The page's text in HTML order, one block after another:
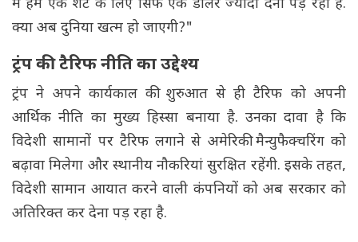
में हमें एक शर्ट के लिए सिर्फ एक डॉलर ज्यादा देना पड़ रहा है.
क्या अब दुनिया खत्म हो जाएगी?"
ट्रंप की टैरिफ नीति का उद्देश्य
ट्रंप ने अपने कार्यकाल की शुरुआत से ही टैरिफ को अपनी
आर्थिक नीति का मुख्य हिस्सा बनाया है. उनका दावा है कि
विदेशी सामानों पर टैरिफ लगाने से अमेरिकी मैन्युफैक्चरिंग को
बढ़ावा मिलेगा और स्थानीय नौकरियां सुरक्षित रहेंगी. इसके तहत,
विदेशी सामान आयात करने वाली कंपनियों को अब सरकार को
अतिरिक्त कर देना पड़ रहा है.